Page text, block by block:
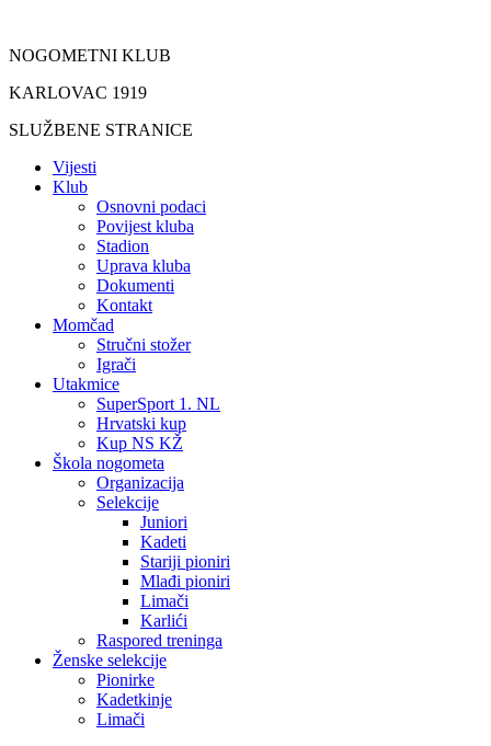
sadržaj
NOGOMETNI KLUB
KARLOVAC 1919
SLUŽBENE STRANICE
Vijesti
Klub
Osnovni podaci
Povijest kluba
Stadion
Uprava kluba
Dokumenti
Kontakt
Momčad
Stručni stožer
Igrači
Utakmice
SuperSport 1. NL
Hrvatski kup
Kup NS KŽ
Škola nogometa
Organizacija
Selekcije
Juniori
Kadeti
Stariji pioniri
Mlađi pioniri
Limači
Karlići
Raspored treninga
Ženske selekcije
Pionirke
Kadetkinje
Limači